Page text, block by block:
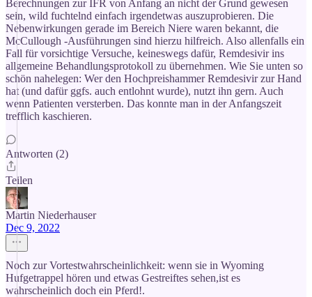
Berechnungen zur IFR von Anfang an nicht der Grund gewesen
sein, wild fuchtelnd einfach irgendetwas auszuprobieren. Die
Nebenwirkungen gerade im Bereich Niere waren bekannt, die
McCullough -Ausführungen sind hierzu hilfreich. Also allenfalls ein
Fall für vorsichtige Versuche, keineswegs dafür, Remdesivir ins
allgemeine Behandlungsprotokoll zu übernehmen. Wie Sie unten so
schön nahelegen: Wer den Hochpreishammer Remdesivir zur Hand
hat (und dafür ggfs. auch entlohnt wurde), nutzt ihn gern. Auch
wenn Patienten versterben. Das konnte man in der Anfangszeit
trefflich kaschieren.
Antworten (2)
Teilen
Martin Niederhauser
Dec 9, 2022
Noch zur Vortestwahrscheinlichkeit: wenn sie in Wyoming
Hufgetrappel hören und etwas Gestreiftes sehen,ist es
wahrscheinlich doch ein Pferd!.